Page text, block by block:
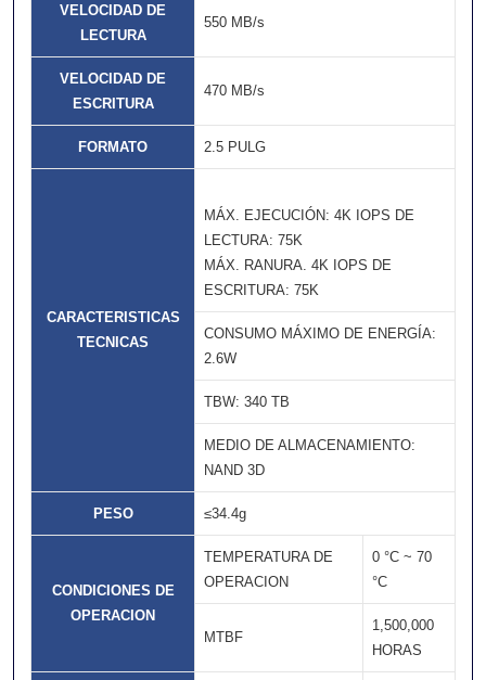
VELOCIDAD DE
LECTURA
550 MB/s
VELOCIDAD DE
ESCRITURA
470 MB/s
FORMATO 2.5 PULG
CARACTERISTICAS
TECNICAS
MÁX. EJECUCIÓN: 4K IOPS DE
LECTURA: 75K
MÁX. RANURA. 4K IOPS DE
ESCRITURA: 75K
CONSUMO MÁXIMO DE ENERGÍA:
2.6W
TBW: 340 TB
MEDIO DE ALMACENAMIENTO:
NAND 3D
PESO ≤34.4g
CONDICIONES DE
OPERACION
TEMPERATURA DE
OPERACION
0 °C ~ 70
°C
MTBF
1,500,000
HORAS